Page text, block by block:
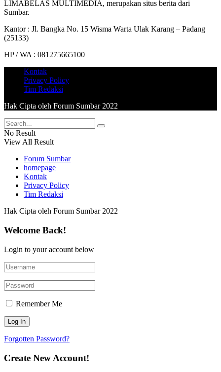
LIMABELAS MULTIMEDIA, merupakan situs berita dari
Sumbar.
Kantor : Jl. Bangka No. 15 Wisma Warta Ulak Karang – Padang
(25133)
HP / WA : 081275665100
Kontak
Privacy Policy
Tim Redaksi
Hak Cipta oleh Forum Sumbar 2022
No Result
View All Result
Forum Sumbar
homepage
Kontak
Privacy Policy
Tim Redaksi
Hak Cipta oleh Forum Sumbar 2022
Welcome Back!
Login to your account below
Remember Me
Forgotten Password?
Create New Account!